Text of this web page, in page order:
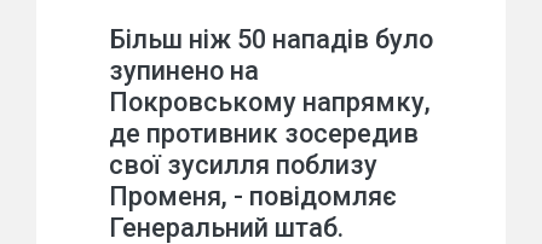
Більш ніж 50 нападів було
зупинено на
Покровському напрямку,
де противник зосередив
свої зусилля поблизу
Променя, - повідомляє
Генеральний штаб.